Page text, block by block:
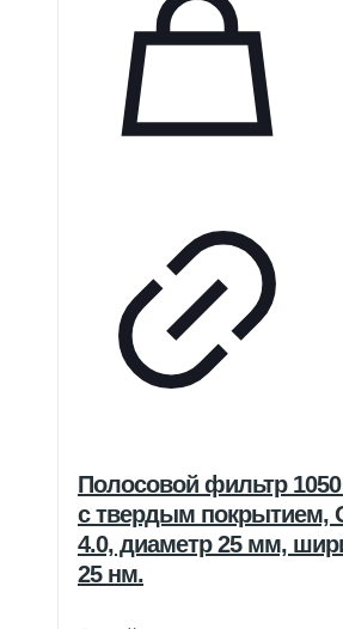
Полосовой фильтр
с твердым покрытием,
4.0, диаметр 25 мм,
25 нм.